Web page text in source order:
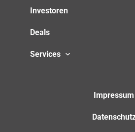
Investoren
Deals
Services
Impressum